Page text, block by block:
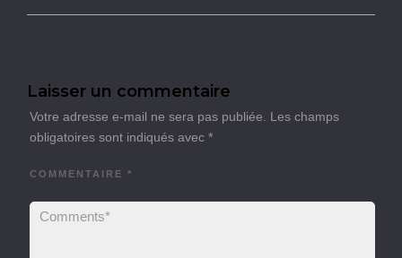
Laisser un commentaire
Votre adresse e-mail ne sera pas publiée.
Les champs
obligatoires sont indiqués avec *
COMMENTAIRE *